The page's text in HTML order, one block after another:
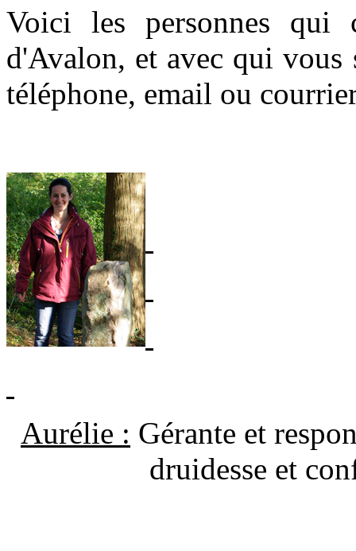
Voici les personnes qui
d'Avalon, et avec qui vous
téléphone, email ou
Aurélie : Gérante et
druidesse et